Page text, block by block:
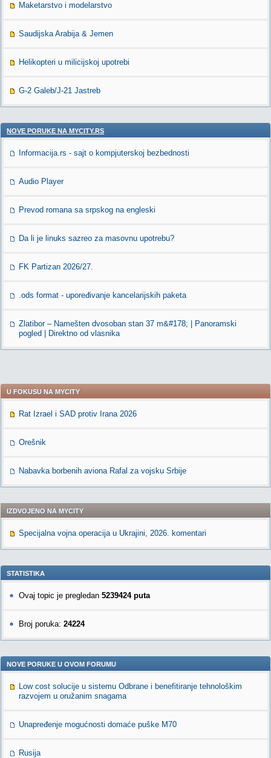
Maketarstvo i modelarstvo
Saudijska Arabija & Jemen
Helikopteri u milicijskoj upotrebi
G-2 Galeb/J-21 Jastreb
NOVE PORUKE NA MYCITY.RS
Informacija.rs - sajt o kompjuterskoj bezbednosti
Audio Player
Prevod romana sa srpskog na engleski
Da li je linuks sazreo za masovnu upotrebu?
FK Partizan 2026/27.
.ods format - upoređivanje kancelarijskih paketa
Zlatibor – Namešten dvosoban stan 37 m&#178; | Panoramski
pogled | Direktno od vlasnika
U FOKUSU NA MYCITY
Rat Izrael i SAD protiv Irana 2026
Orešnik
Nabavka borbenih aviona Rafal za vojsku Srbije
IZDVOJENO NA MYCITY
Specijalna vojna operacija u Ukrajini, 2026. komentari
STATISTIKA
Ovaj topic je pregledan 5239424 puta
Broj poruka: 24224
NOVE PORUKE U OVOM FORUMU
Low cost solucije u sistemu Odbrane i benefitiranje tehnološkim
razvojem u oružanim snagama
Unapređenje mogućnosti domaće puške M70
Rusija